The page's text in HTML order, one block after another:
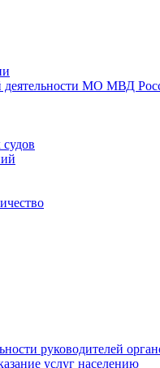
деятельности МО МВД
руководителей
услуг населению